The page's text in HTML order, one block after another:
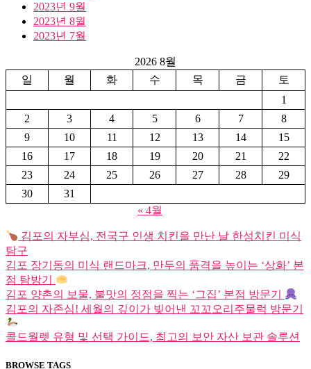
2023년 9월
2023년 8월
2023년 7월
2026 8월
일
월 화 수 목 금
토
1
2
3 4 5 6 7
8
9
10 11 12 13 14
15
16
17 18 19 20 21
22
23
24 25 26 27 28
29
30
31
« 4월
김포의 자부심, 전국구 인생 치킨을 만난 날 한성치킨 미식
탐구
김포 장기동의 미식 랜드마크, 만두의 품격을 높이는 ‘상화’ 본
점 탐방기
김포 양촌의 보물, 불맛의 정점을 찍는 ‘그집’ 본점 방문기
김포의 자존심! 세월의 깊이가 빚어낸 꼬꼬오리주물럭 방문기
콜드월렛 유형 및 선택 가이드, 최고의 보안 자산 보관 솔루션
BROWSE TAGS